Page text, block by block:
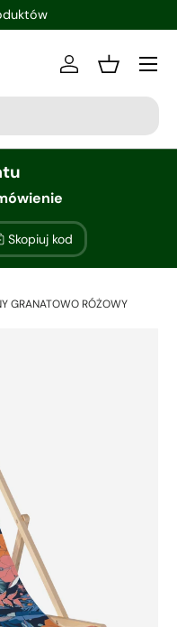
Zaloguj sie
Kosz
Skopiuj kod
GRANATOWO RÓŻOWY